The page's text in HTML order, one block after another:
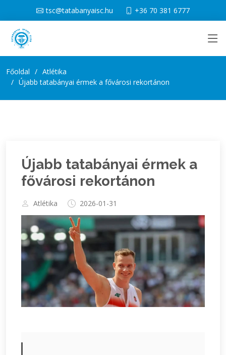
tsc@tatabanyaisc.hu +36 70 381 6777
Főoldal
Atlétika
Újabb tatabányai érmek a fővárosi rekortánon
Újabb tatabányai érmek a
fővárosi rekortánon
Atlétika 2026-01-31